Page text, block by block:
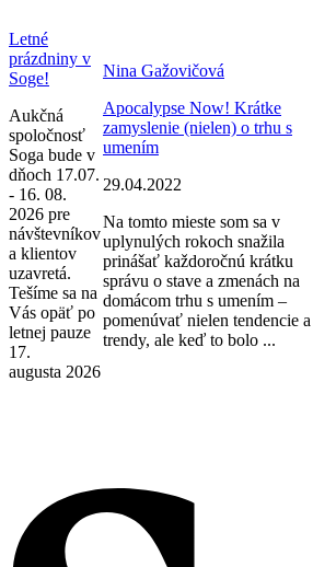
Letné
prázdniny v
Soge!
Aukčná
spoločnosť
Soga bude v
dňoch 17.07.
- 16. 08.
2026 pre
návštevníkov
a klientov
uzavretá.
Tešíme sa na
Vás opäť po
letnej pauze
17.
augusta 2026
Nina Gažovičová
Apocalypse Now! Krátke
zamyslenie (nielen) o trhu s
umením
29.04.2022
Na tomto mieste som sa v
uplynulých rokoch snažila
prinášať každoročnú krátku
správu o stave a zmenách na
domácom trhu s umením –
pomenúvať nielen tendencie a
trendy, ale keď to bolo ...